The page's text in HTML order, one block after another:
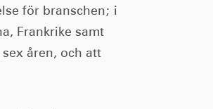
för branschen; i
Frankrike samt
åren, och att